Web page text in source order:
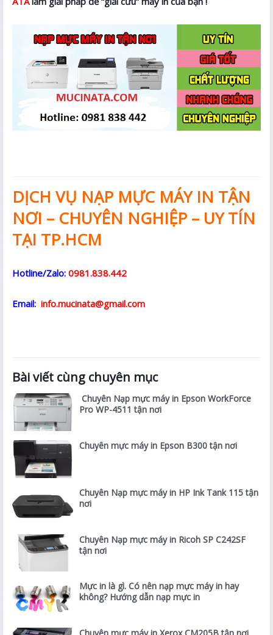
DỊCH VỤ NẠP MỰC MÁY IN TẬN
NƠI – CHUYÊN NGHIỆP – UY TÍN
TẠI TP.HCM
Hotline/Zalo: 0981.838.442
Email: info.mucinata@gmail.com
Bài viết cùng chuyên mục
Chuyên Nạp mực máy in Epson WorkForce
Pro WP-4511 tận nơi
Chuyên mực máy in Epson B300 tận nơi
Chuyên Nạp mực máy in HP Ink Tank 115 tận
nơi
Chuyên Nạp mực máy in Ricoh SP C242SF
tận nơi
Mực in là gì. Có nên nạp mực máy in hay
không? Hướng dẫn nạp mực in